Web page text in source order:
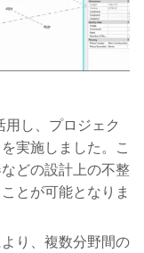
し、プロジェク
実施しました。こ
どの設計上の不整
とが可能となりま
り、複数分野間の